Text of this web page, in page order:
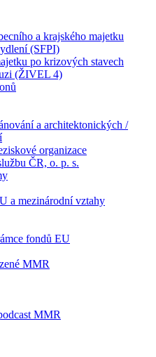
a krajského majetku
(SFPI)
po krizových stavech
(ŽIVEL 4)
a architektonických /
organizace
ČR, o. p. s.
a mezinárodní vztahy
fondů EU
MMR
MMR